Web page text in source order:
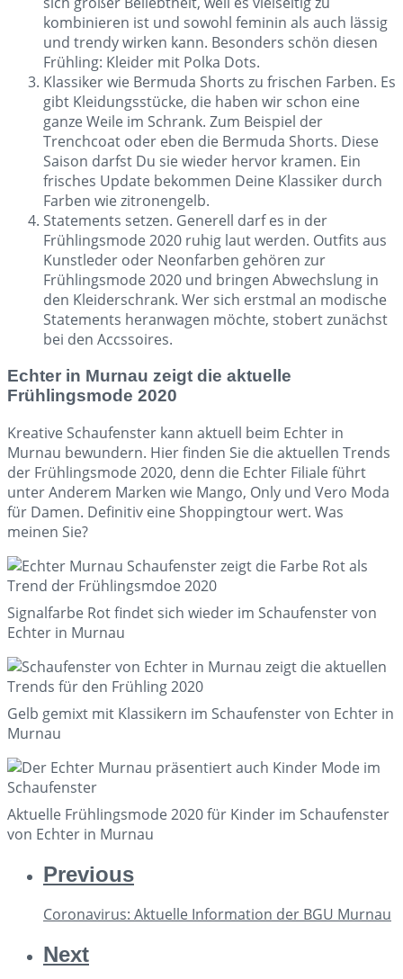
kombinieren ist und sowohl feminin als auch lässig
und trendy wirken kann. Besonders schön diesen
Frühling: Kleider mit Polka Dots.
Klassiker wie Bermuda Shorts zu frischen Farben. Es
gibt Kleidungsstücke, die haben wir schon eine
ganze Weile im Schrank. Zum Beispiel der
Trenchcoat oder eben die Bermuda Shorts. Diese
Saison darfst Du sie wieder hervor kramen. Ein
frisches Update bekommen Deine Klassiker durch
Farben wie zitronengelb.
Statements setzen. Generell darf es in der
Frühlingsmode 2020 ruhig laut werden. Outfits aus
Kunstleder oder Neonfarben gehören zur
Frühlingsmode 2020 und bringen Abwechslung in
den Kleiderschrank. Wer sich erstmal an modische
Statements heranwagen möchte, stobert zunächst
bei den Accssoires.
Echter in Murnau zeigt die aktuelle
Frühlingsmode 2020
Kreative Schaufenster kann aktuell beim Echter in
Murnau bewundern. Hier finden Sie die aktuellen Trends
der Frühlingsmode 2020, denn die Echter Filiale führt
unter Anderem Marken wie Mango, Only und Vero Moda
für Damen. Definitiv eine Shoppingtour wert. Was
meinen Sie?
Signalfarbe Rot findet sich wieder im Schaufenster von
Echter in Murnau
Gelb gemixt mit Klassikern im Schaufenster von Echter in
Murnau
Aktuelle Frühlingsmode 2020 für Kinder im Schaufenster
von Echter in Murnau
Previous
Coronavirus: Aktuelle Information der BGU Murnau
Next